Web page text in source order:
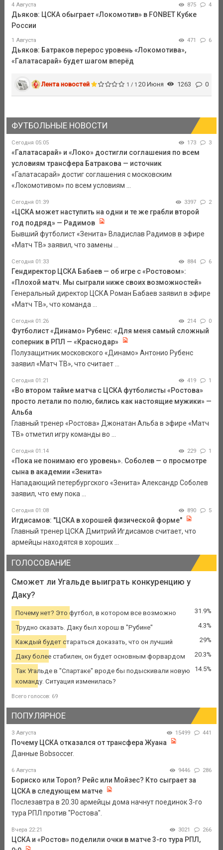
4 Августа 875 4
Дьяков: ЦСКА обыграет «Локомотив» в FONBEТ Кубке
России
1 Августа 471 6
Дьяков: Батраков перерос уровень «Локомотива»,
«Галатасарай» будет шагом вперёд
Лента новостей 1 / 1 20 Июня 1263 0
ФУТБОЛЬНЫЕ НОВОСТИ
Сегодня 05:05 173 3
«Галатасарай» и «Локо» достигли соглашения по всем
условиям трансфера Батракова — источник
«Галатасарай» достиг соглашения с московским
«Локомотивом» по всем условиям ...
Сегодня 01:39 3397 2
«ЦСКА может наступить на одни и те же грабли второй
год подряд» — Радимов
Бывший футболист «Зенита» Владислав Радимов в эфире
«Матч ТВ» заявил, что замены ...
Сегодня 01:33 884 6
Гендиректор ЦСКА Бабаев — об игре с «Ростовом»:
«Плохой матч. Мы сыграли ниже своих возможностей»
Генеральный директор ЦСКА Роман Бабаев заявил в эфире
«Матч ТВ», что команда ...
Сегодня 01:26 214 0
Футболист «Динамо» Рубенс: «Для меня самый сложный
соперник в РПЛ — «Краснодар»
Полузащитник московского «Динамо» Антонио Рубенс
заявил «Матч ТВ», что считает ...
Сегодня 01:21 419 1
«Во втором тайме матча с ЦСКА футболисты «Ростова»
просто летали по полю, бились как настоящие мужики» —
Альба
Главный тренер «Ростова» Джонатан Альба в эфире «Матч
ТВ» отметил игру команды во ...
Сегодня 01:14 229 1
«Пока не понимаю его уровень». Соболев — о просмотре
сына в академии «Зенита»
Нападающий петербургского «Зенита» Александр Соболев
заявил, что ему пока ...
Сегодня 01:08 890 5
Игдисамов: "ЦСКА в хорошей физической форме"
Главный тренер ЦСКА Дмитрий Игдисамов считает, что
армейцы находятся в хороших ...
ГОЛОСОВАНИЕ
Сможет ли Угальде выиграть конкуренцию у
Даку?
Почему нет? Это футбол, в котором все возможно 31.9%
Трудно сказать. Даку был хорош в "Рубине" 4.3%
Каждый будет стараться доказать, что он лучший 29%
Даку более стабилен, он будет основным форвардом 20.3%
Так Угальде в "Спартаке" вроде бы подыскивали новую
команду. Ситуация изменилась?
14.5%
Всего голосов: 69
ПОПУЛЯРНОЕ
3 Августа 15499 441
Почему ЦСКА отказался от трансфера Жуана
Данные Bobsoccer.
6 Августа 9446 286
Бориско или Тороп? Рейс или Мойзес? Кто сыграет за
ЦСКА в следующем матче
Послезавтра в 20.30 армейцы дома начнут поединок 3-го
тура РПЛ против "Ростова".
Вчера 22:21 3021 266
ЦСКА и «Ростов» поделили очки в матче 3-го тура РПЛ,